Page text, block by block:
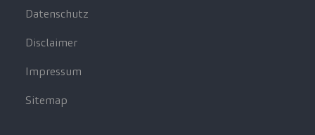
Datenschutz
Disclaimer
Impressum
Sitemap